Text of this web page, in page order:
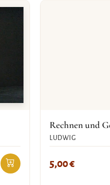
Rechnen und
LUDWIG
5,00€